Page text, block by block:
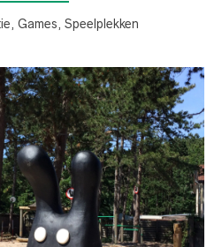
Games, Speelplekken